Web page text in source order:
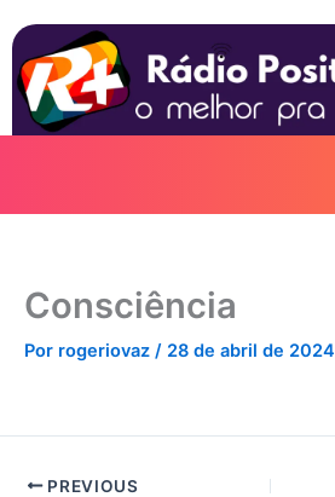
para
conteúdo
Consciência
Por rogeriovaz / 28 de abril de 2024
PREVIOUS